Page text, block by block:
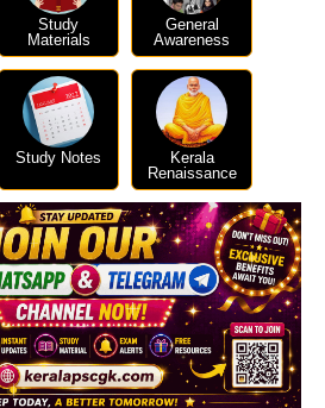
Study
Materials
General
Awareness
Study Notes
Kerala
Renaissance